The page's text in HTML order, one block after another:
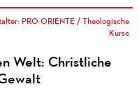
PRO ORIENTE / Theologische
Kurse
Welt: Christliche